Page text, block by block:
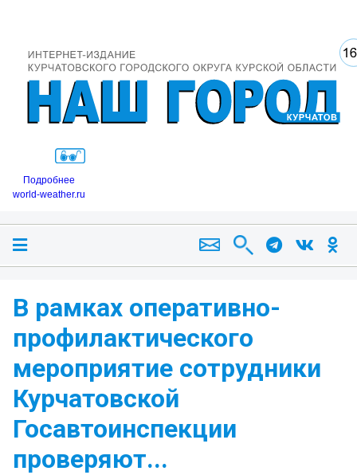
Подробнее
world-weather.ru
В рамках оперативно-
профилактического
мероприятие сотрудники
Курчатовской
Госавтоинспекции
проверяют...